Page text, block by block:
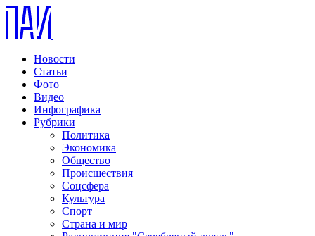
Новости
Статьи
Фото
Видео
Инфографика
Рубрики
Политика
Экономика
Общество
Происшествия
Соцсфера
Культура
Спорт
Страна и мир